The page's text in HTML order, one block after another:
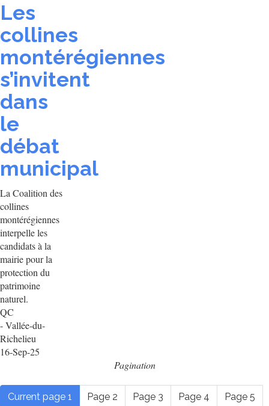
Les
collines
montérégiennes
s’invitent
dans
le
débat
municipal
La Coalition des
collines
montérégiennes
interpelle les
candidats à la
mairie pour la
protection du
patrimoine
naturel.
QC
- Vallée-du-
Richelieu
16-Sep-25
Pagination
Current page 1 Page 2 Page 3 Page 4 Page 5